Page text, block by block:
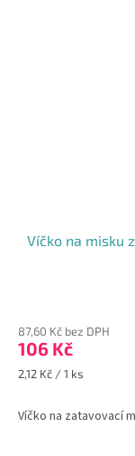
Víčko na misku
87,60 Kč bez DPH
106 Kč
Měrná
2,12 Kč / 1 ks
Víčko na zatavovací